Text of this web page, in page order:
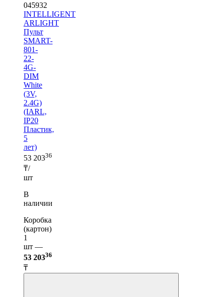
045932
INTELLIGENT
ARLIGHT
Пульт
SMART-
801-
22-
4G-
DIM
White
(3V,
2.4G)
(IARL,
IP20
Пластик,
5
лет)
53 20336
₸/
шт
В
наличии
Коробка
(картон)
1
шт —
53 20336
₸